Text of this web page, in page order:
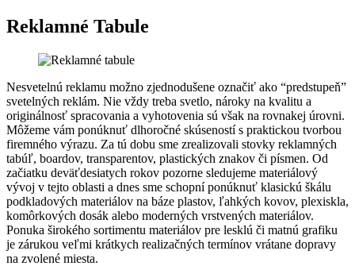
Reklamné Tabule
Nesvetelnú reklamu možno zjednodušene označiť ako “predstupeň”
svetelných reklám. Nie vždy treba svetlo, nároky na kvalitu a
originálnosť spracovania a vyhotovenia sú však na rovnakej úrovni.
Môžeme vám ponúknuť dlhoročné skúseností s praktickou tvorbou
firemného výrazu. Za tú dobu sme zrealizovali stovky reklamných
tabúľ, boardov, transparentov, plastických znakov či písmen. Od
začiatku deväťdesiatych rokov pozorne sledujeme materiálový
vývoj v tejto oblasti a dnes sme schopní ponúknuť klasickú škálu
podkladových materiálov na báze plastov, ľahkých kovov, plexiskla,
komôrkových dosák alebo moderných vrstvených materiálov.
Ponuka širokého sortimentu materiálov pre lesklú či matnú grafiku
je zárukou veľmi krátkych realizačných termínov vrátane dopravy
na zvolené miesta.